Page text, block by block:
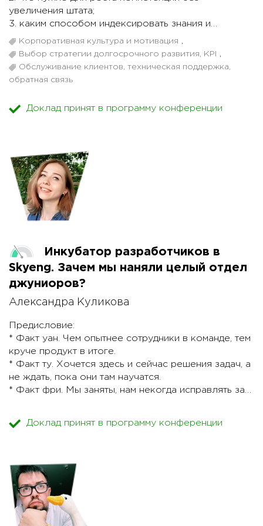
увеличения штата;
3. каким способом индексировать знания и
управлять KM;
4. с какими сложностями мы столкнулись при
внедрении KM;
5. где нужно "подстелить соломку", чтобы не
У инженеров ТП нет необходимости применять
момент и они должны быть использованы
незамедлительно. Каким образом поддерживать
необходимое количество нужной информации
внутри? Диапазон решений широк — от найма
специалиста узкого профиля до отказа от ряда
функций ТП.
Мы подошли к данному вопросу с другой стороны
— а именно, не увеличивая штат и не отказываясь
от его функций, организовали процесс управления
знаниями, используя доступные любому
На нашем примере я расскажу, как запустить этот
процесс, используя доступные инструменты.
Мало? Дам метрики для объективной оценки
Корпоративная культура и мотивация ,
Выбор стратегии долгосрочного развития, KPI
,
Обслуживание клиентов, техническая поддержка,
обратная связь
Доклад принят в программу конференции
Инкубатор разработчиков в
Skyeng. Зачем мы наняли целый отдел
джуниоров?
Александра Куликова
Предисловие:
* Факт уан. Чем опытнее сотрудники в команде, тем
круче продукт в итоге.
* Факт ту. Хочется здесь и сейчас решения задач, а
не ждать, пока они там научатся.
* Факт фри. Мы заняты, нам некогда исправлять за
мы синьера нанять не можем, что ли….
Инкубатор джуниор-разработчиков, где они
работают в штате компании с боевыми задачами с
личным техническим ментором (разработчиком) и
сильным проджектом всей команды. После того,
как джуниор сработался с нашими задачами,
Доклад принят в программу конференции